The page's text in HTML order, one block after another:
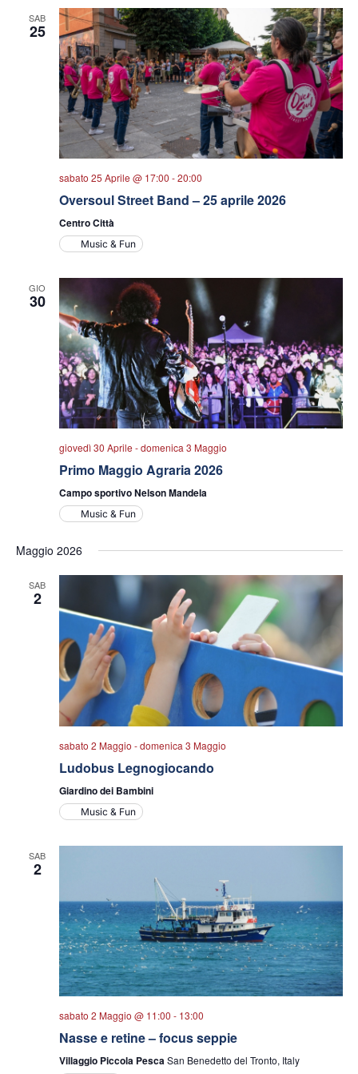
SAB
25
sabato 25 Aprile @ 17:00 -20:00
Oversoul Street Band – 25 aprile 2026
Centro Città
Music & Fun
GIO
30
giovedì 30 Aprile -domenica 3 Maggio
Primo Maggio Agraria 2026
Campo sportivo Nelson Mandela
Music & Fun
Maggio 2026
SAB
2
sabato 2 Maggio -domenica 3 Maggio
Ludobus Legnogiocando
Giardino dei Bambini
Music & Fun
SAB
2
sabato 2 Maggio @ 11:00 - 13:00
Nasse e retine – focus seppie
Villaggio Piccola Pesca San Benedetto del Tronto, Italy